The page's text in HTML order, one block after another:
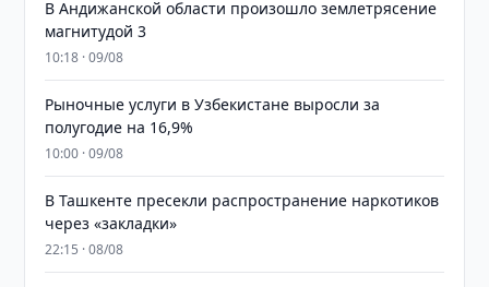
В Андижанской области произошло землетрясение
магнитудой 3
10:18 · 09/08
Рыночные услуги в Узбекистане выросли за
полугодие на 16,9%
10:00 · 09/08
В Ташкенте пресекли распространение наркотиков
через «закладки»
22:15 · 08/08